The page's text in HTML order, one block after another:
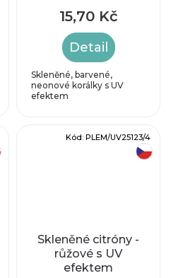
fialové
15,70 Kč
Detail
Skleněné, barvené,
neonové korálky s UV
efektem
Skleněné citróny -
růžové s UV
efektem
Kód: PLEM/UV25123/4